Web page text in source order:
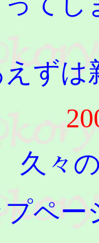
ずは
久々
ペ